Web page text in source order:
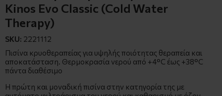
Kinos Evo Classic (Cold Water
Therapy)
SKU: 2221112
Πισίνα κρυοθεραπείας για υψηλής ποιότητας θεραπεία και
αποκατάσταση. Θερμοκρασία νερού από +4°C έως +38°C
πάντα διαθέσιμο
Η πρώτη και μοναδική πισίνα στην κατηγορία της με